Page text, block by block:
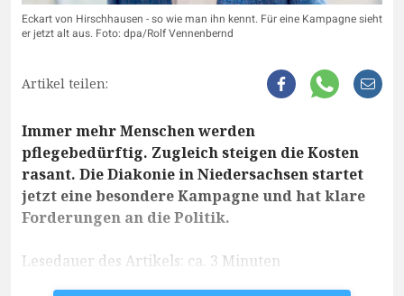
Eckart von Hirschhausen - so wie man ihn kennt. Für eine Kampagne sieht
er jetzt alt aus. Foto: dpa/Rolf Vennenbernd
Artikel teilen:
Immer mehr Menschen werden
pflegebedürftig. Zugleich steigen die Kosten
rasant. Die Diakonie in Niedersachsen startet
jetzt eine besondere Kampagne und hat klare
Forderungen an die Politik.
Lesedauer des Artikels: ca. 3 Minuten